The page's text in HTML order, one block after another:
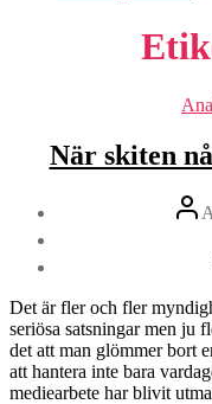
När skiten
Det är fler och fler
seriösa satsningar men ju
det att man glömmer bort
att hantera inte bara
mediearbete har blivit